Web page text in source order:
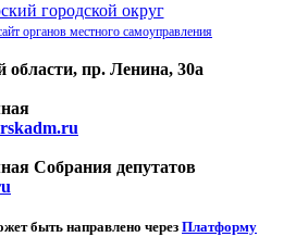
городской округ
органов местного самоуправления
области, пр. Ленина, 30а
Собрания депутатов
быть направлено через Платформу